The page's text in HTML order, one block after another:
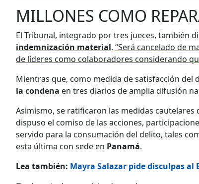
MILLONES COMO
El Tribunal, integrado por tres jueces, también
indemnización material. “Será cancelado de
de líderes como colaboradores considerando
Mientras que, como medida de satisfacción del
la condena en tres diarios de amplia difusión
Asimismo, se ratificaron las medidas
dispuso el comiso de las acciones,
servido para la consumación del delito, tales
esta última con sede en Panamá.
Lea también: Mayra Salazar pide disculpas al